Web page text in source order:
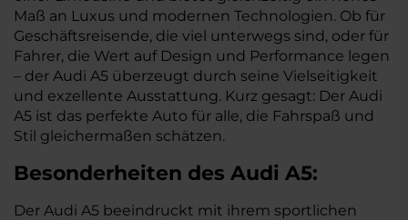
Maß an Luxus und modernen Technologien. Ob für
Geschäftsreisende, die viel unterwegs sind, oder für
Fahrer, die Wert auf Design und Performance legen
– der Audi A5 überzeugt durch seine Vielseitigkeit
und exzellente Ausstattung. Kurz gesagt: Der Audi
A5 ist das perfekte Auto für alle, die Fahrspaß und
Stil gleichermaßen schätzen.
Besonderheiten des Audi A5:
Der Audi A5 beeindruckt mit ihrem sportlichen